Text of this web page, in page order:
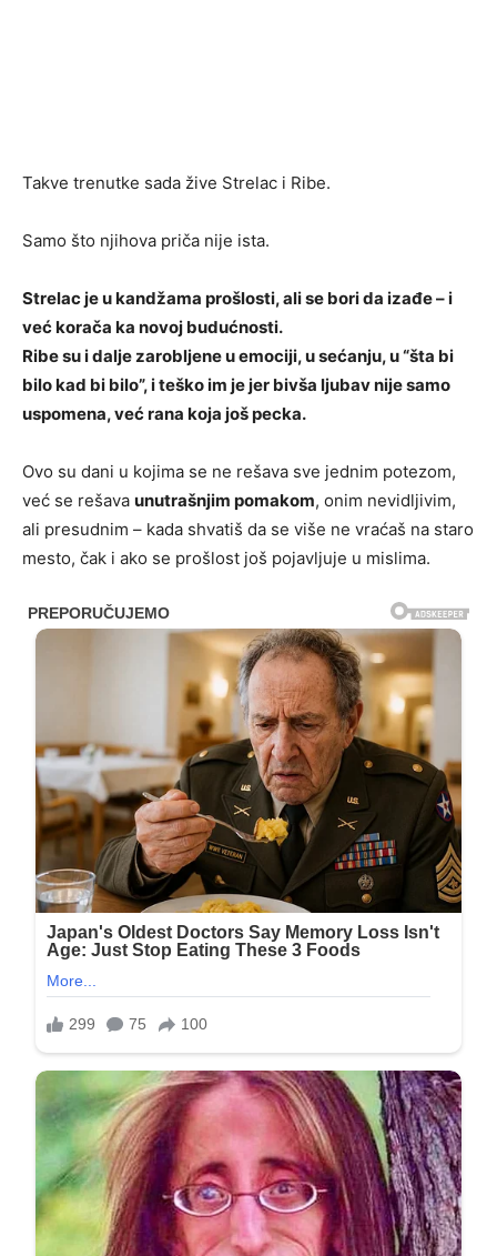
Takve trenutke sada žive Strelac i Ribe.
Samo što njihova priča nije ista.
Strelac je u kandžama prošlosti, ali se bori da izađe – i
već korača ka novoj budućnosti.
Ribe su i dalje zarobljene u emociji, u sećanju, u “šta bi
bilo kad bi bilo”, i teško im je jer bivša ljubav nije samo
uspomena, već rana koja još pecka.
Ovo su dani u kojima se ne rešava sve jednim potezom,
već se rešava unutrašnjim pomakom, onim nevidljivim,
ali presudnim – kada shvatiš da se više ne vraćaš na staro
mesto, čak i ako se prošlost još pojavljuje u mislima.